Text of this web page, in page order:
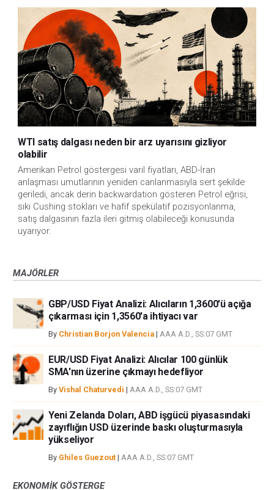
WTI satış dalgası neden bir arz uyarısını gizliyor
olabilir
Amerikan Petrol göstergesi varil fiyatları, ABD-İran
anlaşması umutlarının yeniden canlanmasıyla sert şekilde
geriledi, ancak derin backwardation gösteren Petrol eğrisi,
sıkı Cushing stokları ve hafif spekülatif pozisyonlanma,
satış dalgasının fazla ileri gitmiş olabileceği konusunda
uyarıyor.
MAJÖRLER
GBP/USD Fiyat Analizi: Alıcıların 1,3600'ü açığa
çıkarması için 1,3560'a ihtiyacı var
By Christian Borjon Valencia | AAA A.D., SS:07 GMT
EUR/USD Fiyat Analizi: Alıcılar 100 günlük
SMA'nın üzerine çıkmayı hedefliyor
By Vishal Chaturvedi | AAA A.D., SS:07 GMT
Yeni Zelanda Doları, ABD işgücü piyasasındaki
zayıflığın USD üzerinde baskı oluşturmasıyla
yükseliyor
By Ghiles Guezout | AAA A.D., SS:07 GMT
EKONOMIK GÖSTERGE